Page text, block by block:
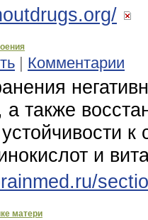
| Комментарии
а также
к
и
матери